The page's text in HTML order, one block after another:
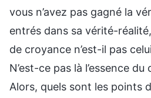
vous n’avez pas gagné la
entrés dans sa vérité-
de croyance n’est-il pas
N’est-ce pas là l’essence
Alors, quels sont les points